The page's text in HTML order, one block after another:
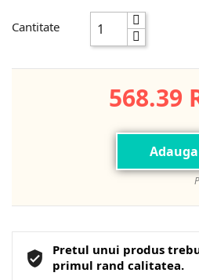
Cantitate
568.39
Pretul unui produs
primul rand calitatea.